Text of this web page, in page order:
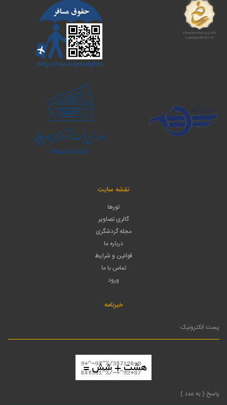
نقشه سایت
تورها
گالری تصاویر
مجله گردشگری
درباره ما
قوانین و شرایط
تماس با ما
ورود
خبرنامه